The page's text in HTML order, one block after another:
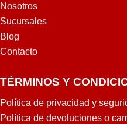
Nosotros
Sucursales
Blog
Contacto
TÉRMINOS Y
Política de privacidad y
Política de devoluciones o